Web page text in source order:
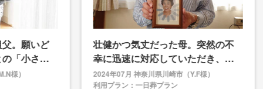
ど
な
壮健かつ気丈だった母。突然の不
幸に迅速に対応していただき、不
安なく見送れました
2024年07月 神奈川県川崎市（Y.F様）
利用プラン：一日葬プラン